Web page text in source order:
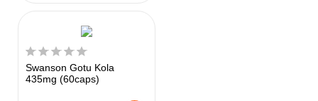
Swanson Gotu Kola
435mg (60caps)